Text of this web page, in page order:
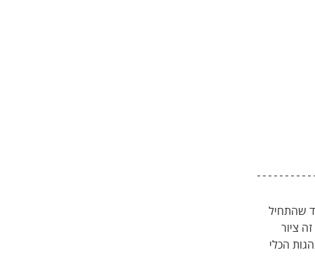
שהתחיל
ציור
הכלי